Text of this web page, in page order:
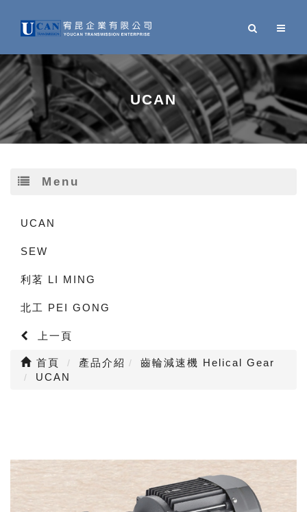
UCAN
Menu
UCAN
SEW
利茗 LI MING
北工 PEI GONG
上一頁
首頁 產品介紹
齒輪減速機 Helical Gear
UCAN